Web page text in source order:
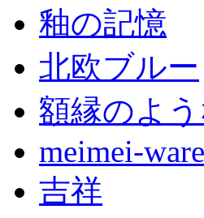
釉の記憶
北欧ブルー
額縁のよ
meimei-ware
吉祥